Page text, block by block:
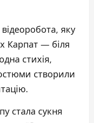
яку
Карпат — біля
стихія,
створили
стала сукня